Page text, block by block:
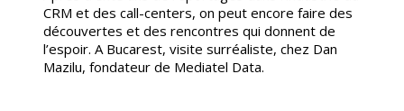
CRM et des call-centers, on peut encore faire des
découvertes et des rencontres qui donnent de
l’espoir. A Bucarest, visite surréaliste, chez Dan
Mazilu, fondateur de Mediatel Data.